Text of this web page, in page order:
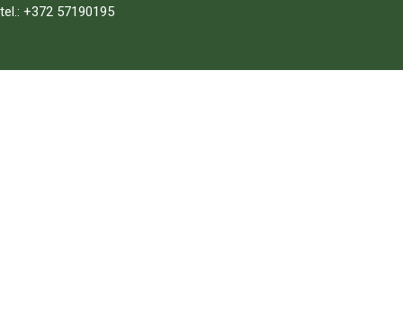
tel.: +372 57190195